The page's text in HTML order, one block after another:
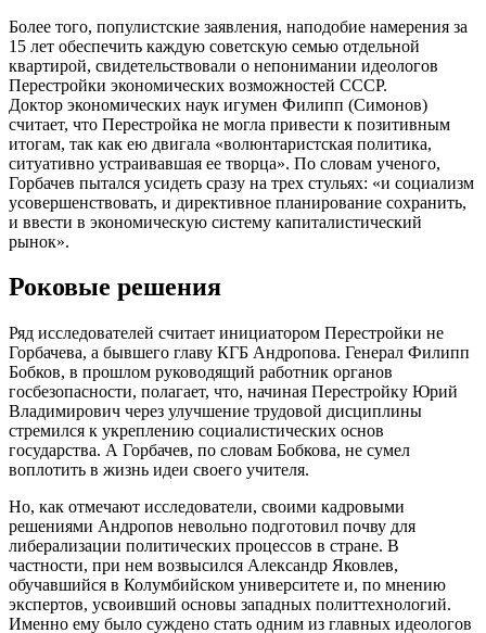
Более того, популистские заявления, наподобие намерения за
15 лет обеспечить каждую советскую семью отдельной
квартирой, свидетельствовали о непонимании идеологов
Перестройки экономических возможностей СССР.
Доктор экономических наук игумен Филипп (Симонов)
считает, что Перестройка не могла привести к позитивным
итогам, так как ею двигала «волюнтаристская политика,
ситуативно устраивавшая ее творца». По словам ученого,
Горбачев пытался усидеть сразу на трех стульях: «и социализм
усовершенствовать, и директивное планирование сохранить,
и ввести в экономическую систему капиталистический
рынок».
Роковые решения
Ряд исследователей считает инициатором Перестройки не
Горбачева, а бывшего главу КГБ Андропова. Генерал Филипп
Бобков, в прошлом руководящий работник органов
госбезопасности, полагает, что, начиная Перестройку Юрий
Владимирович через улучшение трудовой дисциплины
стремился к укреплению социалистических основ
государства. А Горбачев, по словам Бобкова, не сумел
воплотить в жизнь идеи своего учителя.
Но, как отмечают исследователи, своими кадровыми
решениями Андропов невольно подготовил почву для
либерализации политических процессов в стране. В
частности, при нем возвысился Александр Яковлев,
обучавшийся в Колумбийском университете и, по мнению
экспертов, усвоивший основы западных политтехнологий.
Именно ему было суждено стать одним из главных идеологов